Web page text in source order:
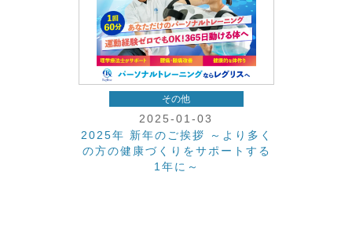
その他
2025-01-03
2025年 新年のご挨拶 ～より多く
の方の健康づくりをサポートする
1年に～